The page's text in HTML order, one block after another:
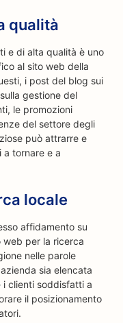
qualità
e di alta qualità è uno
al sito web della
i post del blog sui
gestione del
le promozioni
del settore degli
può attrarre e
tornare e a
locale
affidamento su
per la ricerca
nelle parole
sia elencata
i clienti soddisfatti a
il posizionamento